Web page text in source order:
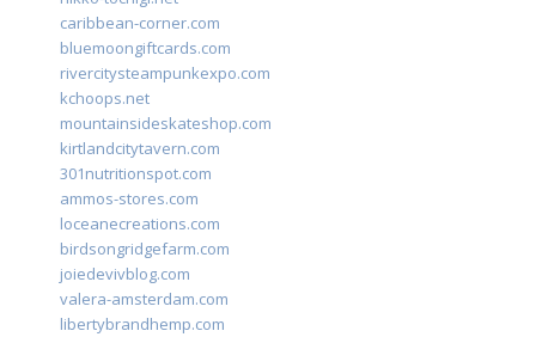
caribbean-corner.com
bluemoongiftcards.com
rivercitysteampunkexpo.com
kchoops.net
mountainsideskateshop.com
kirtlandcitytavern.com
301nutritionspot.com
ammos-stores.com
loceanecreations.com
birdsongridgefarm.com
joiedevivblog.com
valera-amsterdam.com
libertybrandhemp.com